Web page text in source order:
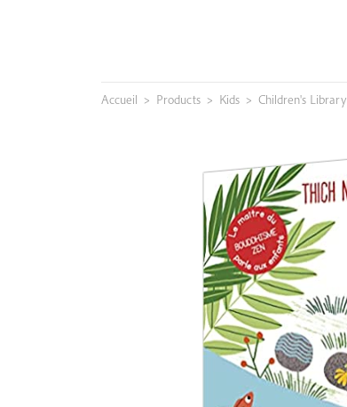
Accueil > Products > Kids > Children's Library